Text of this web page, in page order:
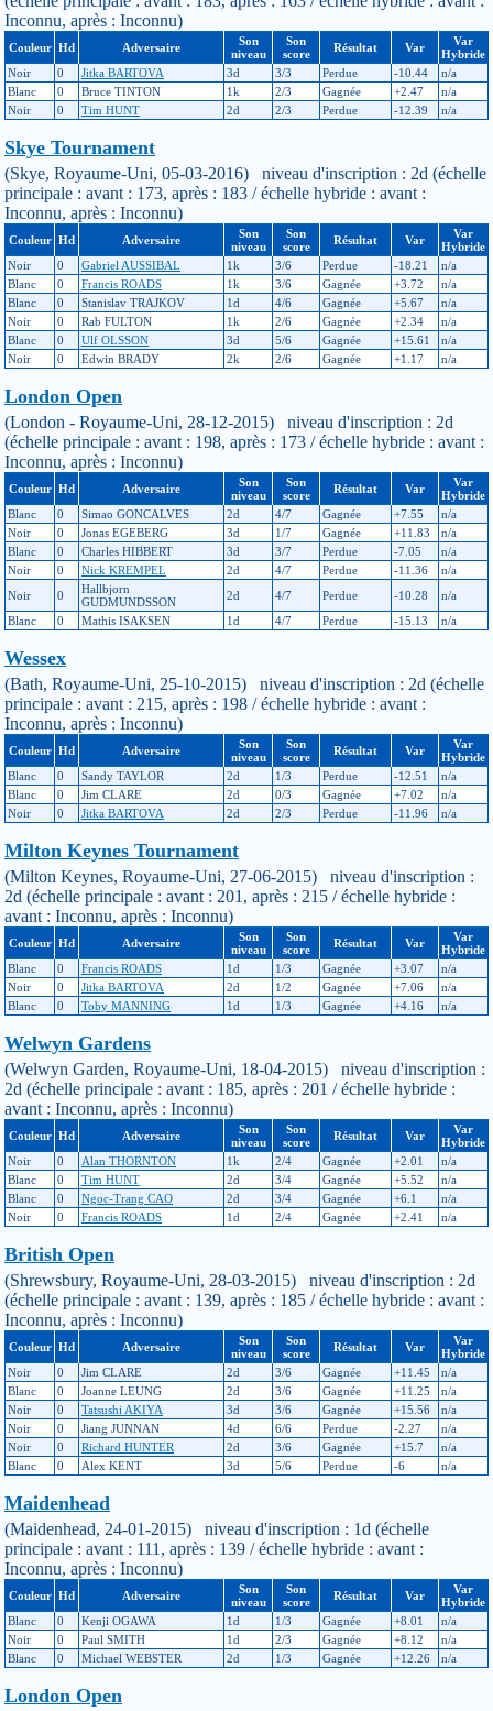
Inconnu, après : Inconnu)
Couleur Hd Adversaire
Son
niveau
Son
score
Résultat Var
Var
Hybride
Noir
0 Jitka BARTOVA 3d 3/3 Perdue -10.44
n/a
Blanc
0 Bruce TINTON 1k 2/3 Gagnée +2.47
n/a
Noir
0 Tim HUNT 2d 2/3 Perdue -12.39 n/a
Skye Tournament
(Skye, Royaume-Uni, 05-03-2016) niveau d'inscription : 2d (échelle
principale : avant : 173, après : 183 / échelle hybride : avant :
Inconnu, après : Inconnu)
Couleur Hd Adversaire
Son
niveau
Son
score
Résultat Var
Var
Hybride
Noir
0 Gabriel AUSSIBAL 1k 3/6 Perdue -18.21
n/a
Blanc
0 Francis ROADS 1k 3/6 Gagnée +3.72
n/a
Blanc
0 Stanislav TRAJKOV 1d 4/6 Gagnée +5.67
n/a
Noir
0 Rab FULTON 1k 2/6 Gagnée +2.34
n/a
Blanc
0 Ulf OLSSON 3d 5/6 Gagnée +15.61
n/a
Noir
0 Edwin BRADY 2k 2/6 Gagnée +1.17 n/a
London Open
(London - Royaume-Uni, 28-12-2015) niveau d'inscription : 2d
(échelle principale : avant : 198, après : 173 / échelle hybride : avant :
Inconnu, après : Inconnu)
Couleur Hd Adversaire
Son
niveau
Son
score
Résultat Var
Var
Hybride
Blanc
0 Simao GONCALVES 2d 4/7 Gagnée +7.55
n/a
Noir
0 Jonas EGEBERG 3d 1/7 Gagnée +11.83
n/a
Blanc
0 Charles HIBBERT 3d 3/7 Perdue -7.05
n/a
Noir
0 Nick KREMPEL 2d 4/7 Perdue -11.36
n/a
Noir
0
Hallbjorn
GUDMUNDSSON
2d 4/7 Perdue -10.28
n/a
Blanc
0 Mathis ISAKSEN 1d 4/7 Perdue -15.13 n/a
Wessex
(Bath, Royaume-Uni, 25-10-2015) niveau d'inscription : 2d (échelle
principale : avant : 215, après : 198 / échelle hybride : avant :
Inconnu, après : Inconnu)
Couleur Hd Adversaire
Son
niveau
Son
score
Résultat Var
Var
Hybride
Blanc
0 Sandy TAYLOR 2d 1/3 Perdue -12.51
n/a
Blanc
0 Jim CLARE 2d 0/3 Gagnée +7.02
n/a
Noir
0 Jitka BARTOVA 2d 2/3 Perdue -11.96 n/a
Milton Keynes Tournament
(Milton Keynes, Royaume-Uni, 27-06-2015) niveau d'inscription :
2d (échelle principale : avant : 201, après : 215 / échelle hybride :
avant : Inconnu, après : Inconnu)
Couleur Hd Adversaire
Son
niveau
Son
score
Résultat Var
Var
Hybride
Blanc
0 Francis ROADS 1d 1/3 Gagnée +3.07
n/a
Noir
0 Jitka BARTOVA 2d 1/2 Gagnée +7.06
n/a
Blanc
0 Toby MANNING 1d 1/3 Gagnée +4.16 n/a
Welwyn Gardens
(Welwyn Garden, Royaume-Uni, 18-04-2015) niveau d'inscription :
2d (échelle principale : avant : 185, après : 201 / échelle hybride :
avant : Inconnu, après : Inconnu)
Couleur Hd Adversaire
Son
niveau
Son
score
Résultat Var
Var
Hybride
Noir
0 Alan THORNTON 1k 2/4 Gagnée +2.01
n/a
Blanc
0 Tim HUNT 2d 3/4 Gagnée +5.52
n/a
Blanc
0 Ngoc-Trang CAO 2d 3/4 Gagnée +6.1
n/a
Noir
0 Francis ROADS 1d 2/4 Gagnée +2.41 n/a
British Open
(Shrewsbury, Royaume-Uni, 28-03-2015) niveau d'inscription : 2d
(échelle principale : avant : 139, après : 185 / échelle hybride : avant :
Inconnu, après : Inconnu)
Couleur Hd Adversaire
Son
niveau
Son
score
Résultat Var
Var
Hybride
Noir
0 Jim CLARE 2d 3/6 Gagnée +11.45
n/a
Blanc
0 Joanne LEUNG 2d 3/6 Gagnée +11.25
n/a
Noir
0 Tatsushi AKIYA 3d 3/6 Gagnée +15.56
n/a
Noir
0 Jiang JUNNAN 4d 6/6 Perdue -2.27
n/a
Noir
0 Richard HUNTER 2d 3/6 Gagnée +15.7
n/a
Blanc
0 Alex KENT 3d 5/6 Perdue -6 n/a
Maidenhead
(Maidenhead, 24-01-2015) niveau d'inscription : 1d (échelle
principale : avant : 111, après : 139 / échelle hybride : avant :
Inconnu, après : Inconnu)
Couleur Hd Adversaire
Son
niveau
Son
score
Résultat Var
Var
Hybride
Blanc
0 Kenji OGAWA 1d 1/3 Gagnée +8.01
n/a
Noir
0 Paul SMITH 1d 2/3 Gagnée +8.12
n/a
Blanc
0 Michael WEBSTER 2d 1/3 Gagnée +12.26 n/a
London Open